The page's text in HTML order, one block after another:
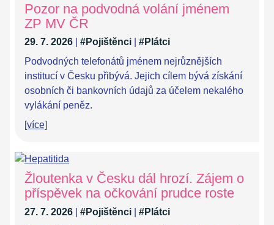
Pozor na podvodná volání jménem
ZP MV ČR
29. 7. 2026 #Pojištěnci
#Plátci
Podvodných telefonátů jménem nejrůznějších
institucí v Česku přibývá. Jejich cílem bývá získání
osobních či bankovních údajů za účelem nekalého
vylákání peněz.
[více]
Žloutenka v Česku dál hrozí. Zájem o
příspěvek na očkování prudce roste
27. 7. 2026 #Pojištěnci
#Plátci